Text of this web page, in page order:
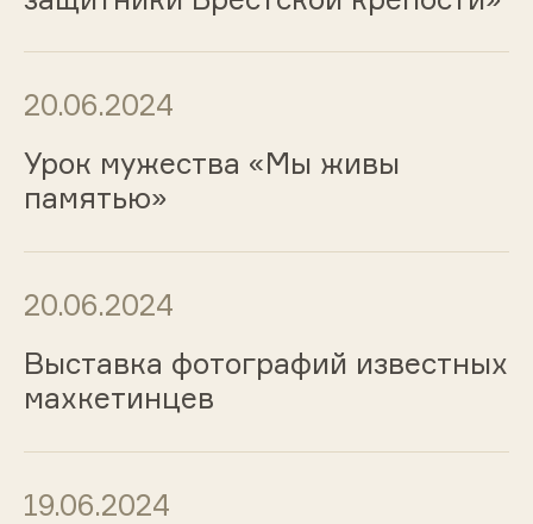
20.06.2024
Урок мужества «Мы живы
памятью»
20.06.2024
Выставка фотографий известных
махкетинцев
19.06.2024